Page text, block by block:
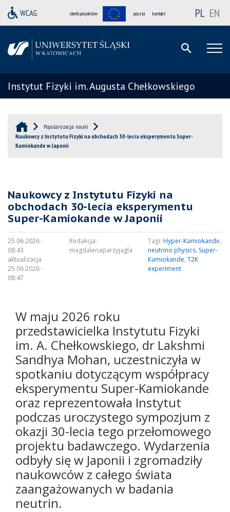
strefa projektów poczta kontakt PL EN
Instytut Fizyki im. Augusta Chełkowskiego
Popularyzacja nauki
Naukowcy z Instytutu Fizyki na obchodach 30-lecia eksperymentu Super-
Kamiokande w Japonii
Naukowcy z Instytutu Fizyki na
obchodach 30-lecia eksperymentu
Super-Kamiokande w Japonii
25.06.2026 -
08:43
aktualizacja
25.06.2026 -
08:47
Redakcja:
magdalenaparzyjagla
Tagi: Hyper-Kamiokande,
neutrino physics, Super-
Kamiokande, T2K
experiment
W maju 2026 roku
przedstawicielka Instytutu Fizyki
im. A. Chełkowskiego, dr Lakshmi
Sandhya Mohan, uczestniczyła w
spotkaniu dotyczącym współpracy
eksperymentu Super-Kamiokande
oraz reprezentowała Instytut
podczas uroczystego sympozjum z
okazji 30-lecia tego przełomowego
projektu badawczego. Wydarzenia
odbyły się w Japonii i zgromadziły
naukowców z całego świata
zaangażowanych w badania
neutrin.